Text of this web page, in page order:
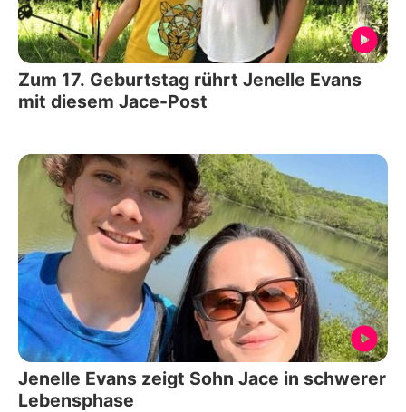
Zum 17. Geburtstag rührt Jenelle Evans
mit diesem Jace-Post
Jenelle Evans zeigt Sohn Jace in schwerer
Lebensphase